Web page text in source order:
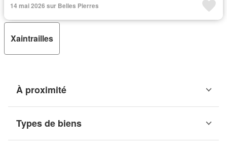
14 mai 2026 sur Belles Pierres
Xaintrailles
À proximité
Types de biens